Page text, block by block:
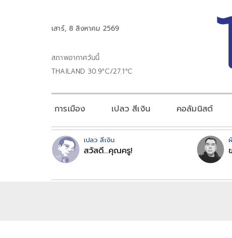
เสาร์, 8 สิงหาคม 2569
สภาพอากาศวันนี้
THAILAND 30.9°C/27.1°C
การเมือง เปลว สีเงิน คอลัมนิสต์
เปลว สีเงิน
สวัสดี...คุณครู!